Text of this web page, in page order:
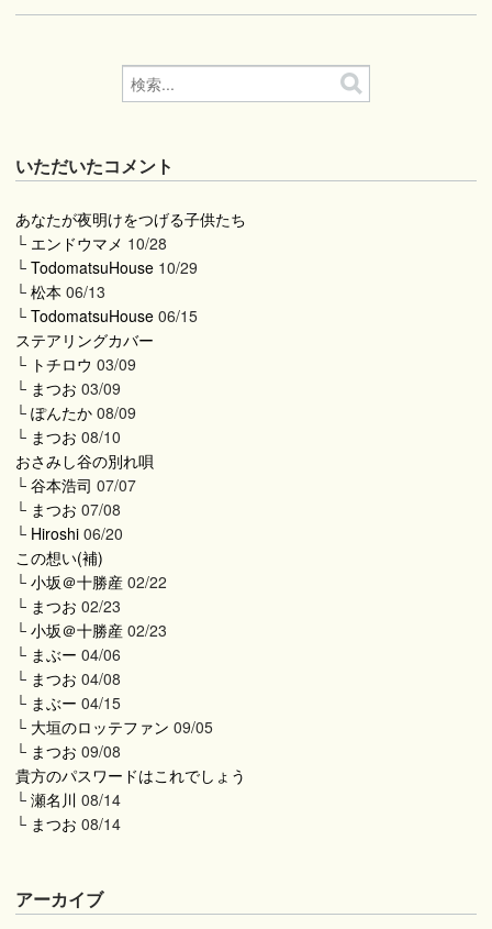
いただいたコメント
あなたが夜明けをつげる子供たち
└ エンドウマメ 10/28
└ TodomatsuHouse 10/29
└ 松本 06/13
└ TodomatsuHouse 06/15
ステアリングカバー
└ トチロウ 03/09
└ まつお 03/09
└ ぽんたか 08/09
└ まつお 08/10
おさみし谷の別れ唄
└ 谷本浩司 07/07
└ まつお 07/08
└ Hiroshi 06/20
この想い(補)
└ 小坂＠十勝産 02/22
└ まつお 02/23
└ 小坂＠十勝産 02/23
└ まぶー 04/06
└ まつお 04/08
└ まぶー 04/15
└ 大垣のロッテファン 09/05
└ まつお 09/08
貴方のパスワードはこれでしょう
└ 瀬名川 08/14
└ まつお 08/14
アーカイブ